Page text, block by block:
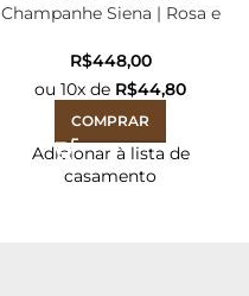
Champanhe Siena | Rosa e
R$
ou 10x de R$44,80
COMPRAR
Adicionar à lista de
casamento